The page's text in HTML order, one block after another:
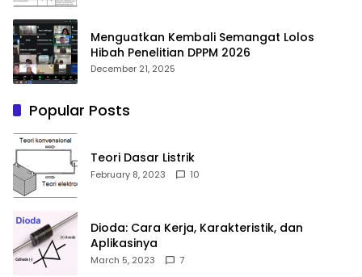
Menguatkan Kembali Semangat Lolos
Hibah Penelitian DPPM 2026
December 21, 2025
Popular Posts
Teori Dasar Listrik
February 8, 2023 10
Dioda: Cara Kerja, Karakteristik, dan
Aplikasinya
March 5, 2023 7